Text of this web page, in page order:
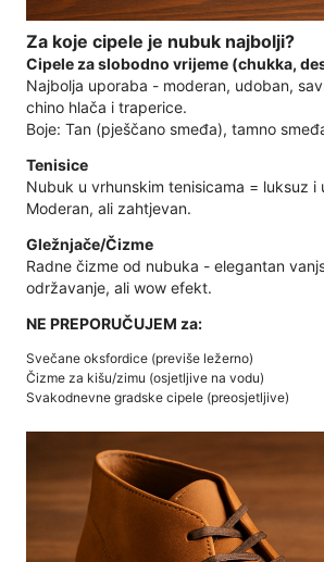
Za koje cipele je nubuk najbolji?
Cipele za slobodno vrijeme (chukka,
Najbolja uporaba - moderan, udoban,
chino hlača i traperice.
Boje: Tan (pješčano smeđa), tamno
Tenisice
Nubuk u vrhunskim tenisicama = luksuz i
Moderan, ali zahtjevan.
Gležnjače/Čizme
Radne čizme od nubuka - elegantan
održavanje, ali wow efekt.
NE PREPORUČUJEM za:
Svečane oksfordice (previše ležerno)
Čizme za kišu/zimu (osjetljive na vodu)
Svakodnevne gradske cipele (preosjetljive)